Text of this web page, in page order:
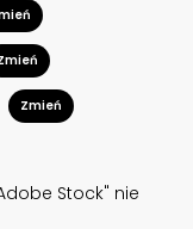
Zmień
Stock" nie